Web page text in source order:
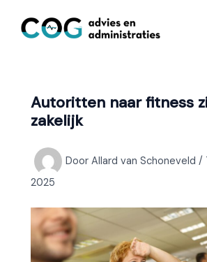
Autoritten naar fitness
zakelijk
Door Allard van Schoneveld /
2025